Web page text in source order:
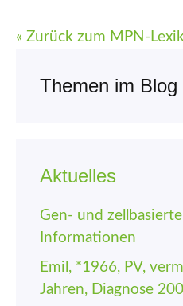
« Zurück zum MPN-
Themen im Blog
Aktuelles
Gen- und
Informationen
Emil, *1966, PV,
Jahren, Diagnose